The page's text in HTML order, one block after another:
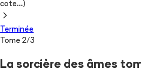
cote...)
Terminée
Tome 2/3
La sorcière des âmes